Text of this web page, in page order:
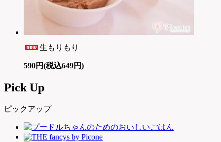
生もりもり
590円(税込649円)
Pick Up
ピックアップ